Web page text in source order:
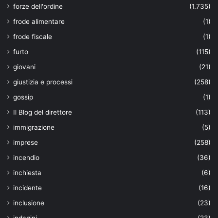
forze dell'ordine
(1.735)
frode alimentare
(1)
frode fiscale
(1)
furto
(115)
giovani
(21)
giustizia e processi
(258)
gossip
(1)
Il Blog del direttore
(113)
immigrazione
(5)
imprese
(258)
incendio
(36)
inchiesta
(6)
incidente
(16)
inclusione
(23)